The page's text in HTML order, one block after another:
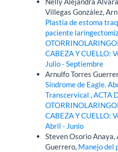
Villegas González,
Plastia de estoma
paciente
CABEZA Y CUELLO:
Julio - Septiembre
Arnulfo Torres
Síndrome de Eagle.
Transcervical,ACTA
CABEZA Y CUELLO:
Abril - Junio
Steven Osorio Anaya,
Guerrero, Manejo del